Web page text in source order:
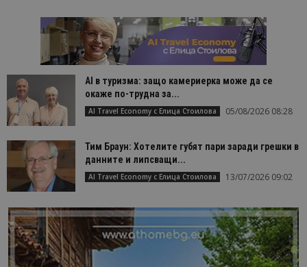
AI в туризма: защо камериерка може да се
окаже по-трудна за...
AI Travel Economy с Елица Стоилова 05/08/2026 08:28
Тим Браун: Хотелите губят пари заради грешки в
данните и липсващи...
AI Travel Economy с Елица Стоилова 13/07/2026 09:02